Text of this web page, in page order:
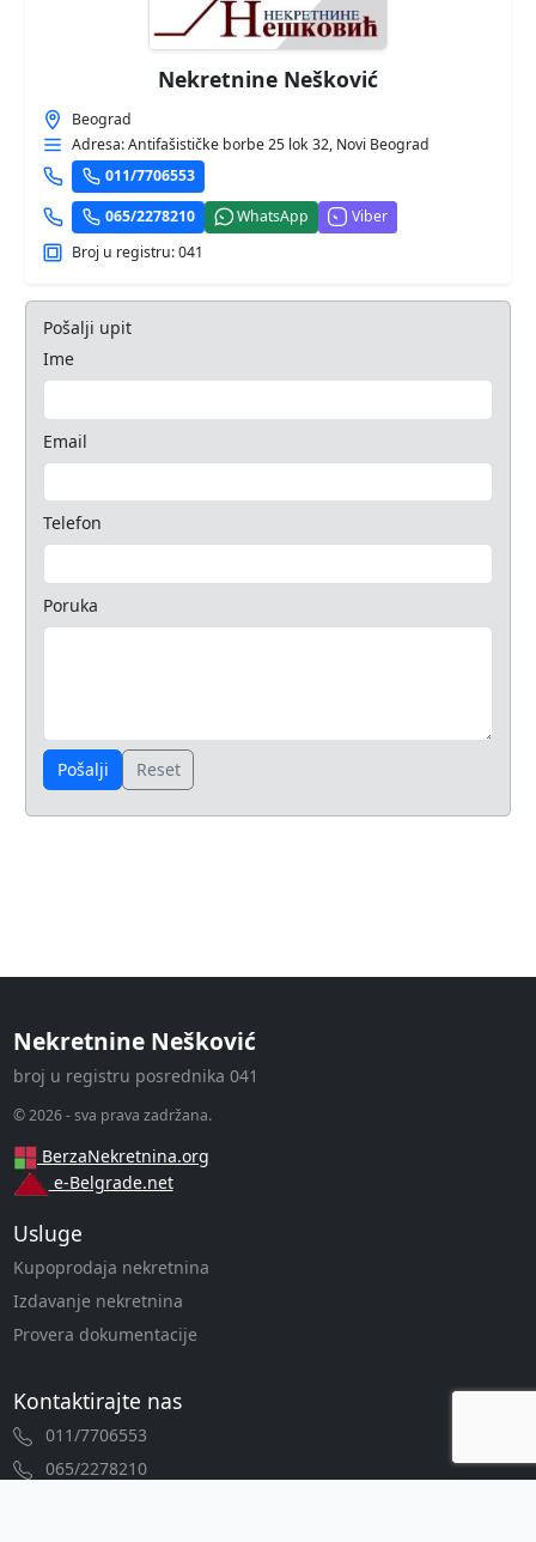
Nekretnine Nešković
Beograd
Adresa: Antifašističke borbe 25 lok 32, Novi Beograd
011/7706553
065/2278210
WhatsApp
Viber
Broj u registru: 041
Pošalji upit
Ime
Email
Telefon
Poruka
Pošalji Reset
Nekretnine Nešković
broj u registru posrednika 041
© 2026 - sva prava zadržana.
BerzaNekretnina.org
e-Belgrade.net
Usluge
Kupoprodaja nekretnina
Izdavanje nekretnina
Provera dokumentacije
Kontaktirajte nas
011/7706553
065/2278210